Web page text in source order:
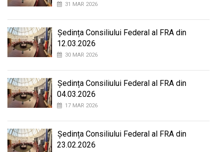
31 MAR 2026
Ședința Consiliului Federal al FRA din
12.03.2026
30 MAR 2026
Ședința Consiliului Federal al FRA din
04.03.2026
17 MAR 2026
Ședința Consiliului Federal al FRA din
23.02.2026